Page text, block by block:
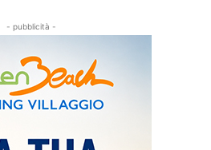
- pubblicità -